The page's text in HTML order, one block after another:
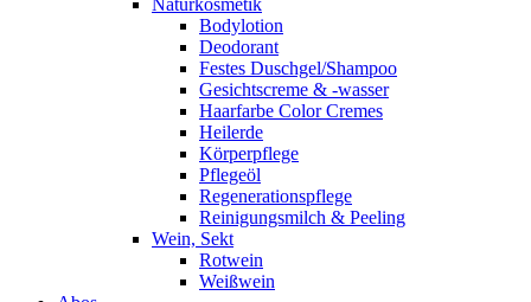
Naturkosmetik
Bodylotion
Deodorant
Festes Duschgel/Shampoo
Gesichtscreme & -wasser
Haarfarbe Color Cremes
Heilerde
Körperpflege
Pflegeöl
Regenerationspflege
Reinigungsmilch & Peeling
Wein, Sekt
Rotwein
Weißwein